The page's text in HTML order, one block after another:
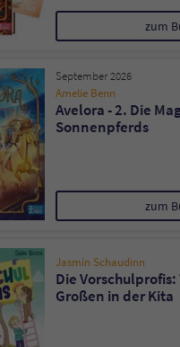
zum
September 2026
Amelie Benn
Avelora - 2. Die
Sonnenpferds
zum
Jasmin Schaudinn
Die
Großen in der Kita